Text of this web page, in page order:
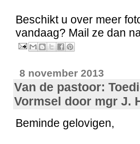
Beschikt u over meer
vandaag? Mail ze dan
8 november 2013
Van de pastoor:
Vormsel door mgr J.
Beminde gelovigen,